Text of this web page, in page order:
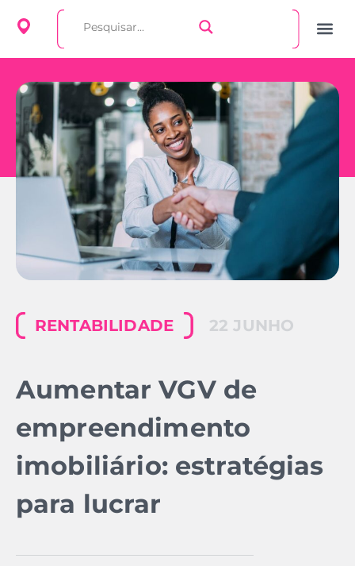
RENTABILIDADE 22 JUNHO
Aumentar VGV de
empreendimento
imobiliário: estratégias
para lucrar